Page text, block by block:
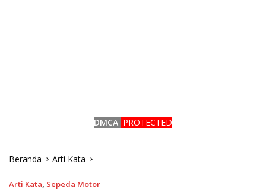
DMCA PROTECTED
Beranda Arti Kata
Arti Kata, Sepeda Motor